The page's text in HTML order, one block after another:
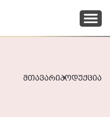
მთავარიპოდუქცია